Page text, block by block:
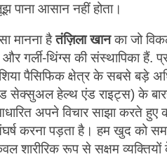
पाना आसान नहीं होता।
मानना हैतंज़िला खानका जो
और गर्ली-थिंग्स की संस्थापिका
पैसिफिक क्षेत्र के सबसे बड़े
सेक्सुअल हेल्थ एंड राइट्स) के
अपने विचार साझा करते हुए
करना पड़ता है। हम खुद को
शारीरिक रूप से सक्षम व्यक्तियों